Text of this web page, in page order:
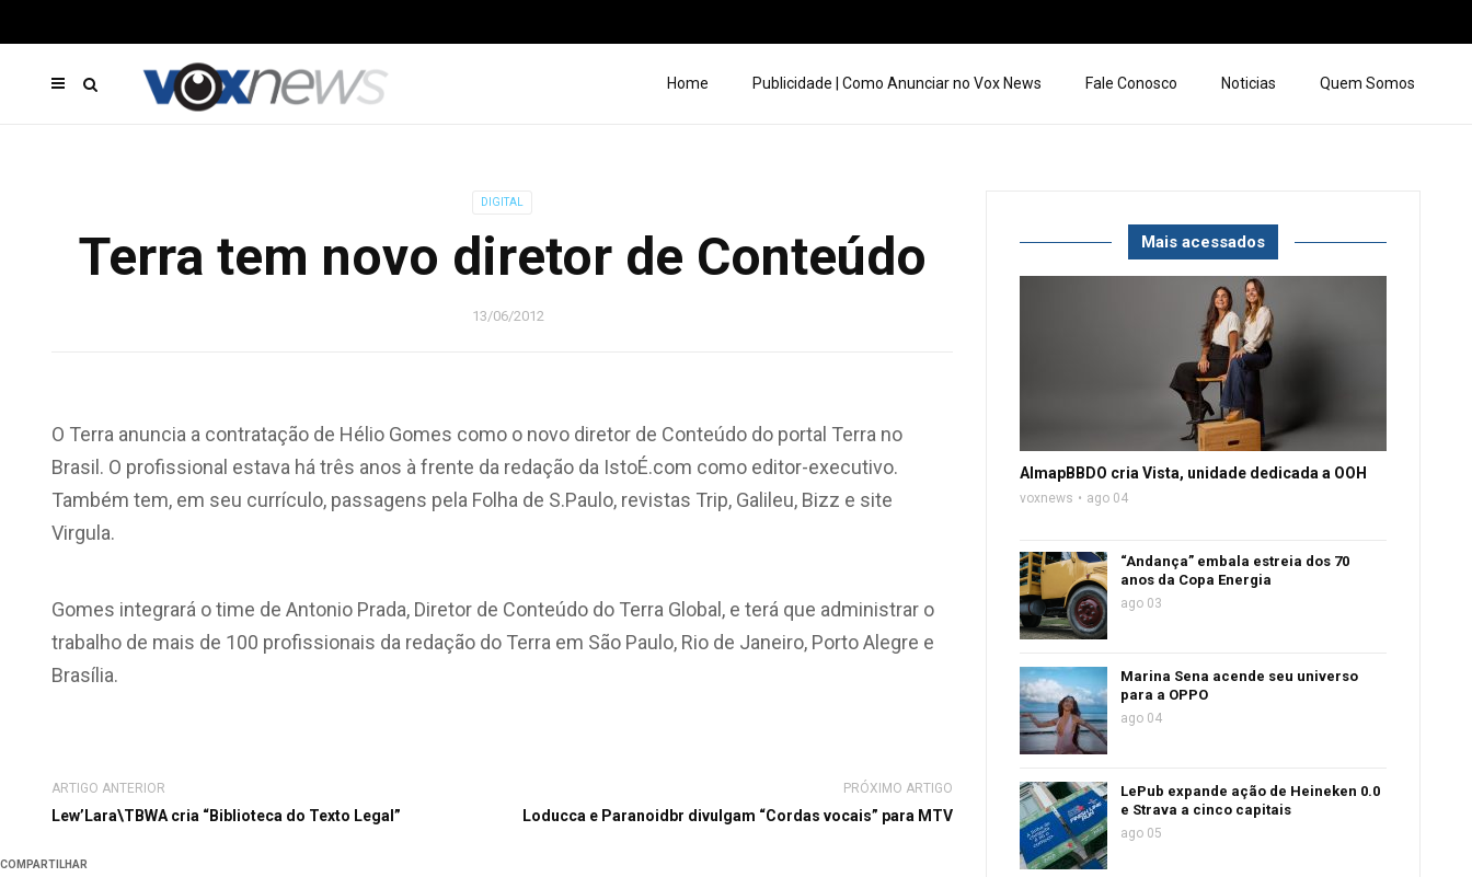
Home Publicidade | Como Anunciar no Vox News Fale Conosco Noticias Quem Somos
DIGITAL
Terra tem novo diretor de Conteúdo
13/06/2012
COMPARTILHAR
O Terra anuncia a contratação de Hélio Gomes como o novo diretor de Conteúdo do portal Terra no
Brasil. O profissional estava há três anos à frente da redação da IstoÉ.com como editor-executivo.
Também tem, em seu currículo, passagens pela Folha de S.Paulo, revistas Trip, Galileu, Bizz e site
Virgula.
Gomes integrará o time de Antonio Prada, Diretor de Conteúdo do Terra Global, e terá que administrar o
trabalho de mais de 100 profissionais da redação do Terra em São Paulo, Rio de Janeiro, Porto Alegre e
Brasília.
ARTIGO ANTERIOR
Lew’Lara\TBWA cria “Biblioteca do Texto Legal”
PRÓXIMO ARTIGO
Loducca e Paranoidbr divulgam “Cordas vocais” para MTV
Mais acessados
AlmapBBDO cria Vista, unidade dedicada a OOH
voxnews ago 04
“Andança” embala estreia dos 70
anos da Copa Energia
ago 03
Marina Sena acende seu universo
para a OPPO
ago 04
LePub expande ação de Heineken 0.0
e Strava a cinco capitais
ago 05